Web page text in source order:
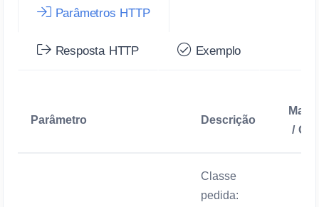
Parâmetros HTTP
Resposta HTTP Exemplo
Parâmetro Descrição
/
Classe
pedida: